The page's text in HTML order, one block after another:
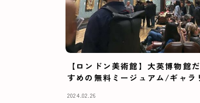
【ロンドン美術館】大英博物館
すめの無料ミージュアム/ギャラ
2024.02.26